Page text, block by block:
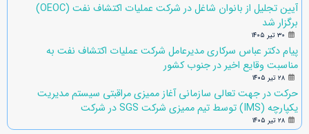
آیین تجلیل از بانوان شاغل در شرکت عملیات اکتشاف نفت (OEOC)
برگزار شد
۳۰ تیر ۱۴۰۵
پیام دکتر عباس سرکاری مدیرعامل شرکت عملیات اکتشاف نفت به
مناسبت وقایع اخیر در جنوب کشور
۲۸ تیر ۱۴۰۵
حرکت در جهت تعالی سازمانی آغاز ممیزی مراقبتی سیستم مدیریت
یکپارچه (IMS) توسط تیم ممیزی شرکت SGS در شرکت
۲۸ تیر ۱۴۰۵